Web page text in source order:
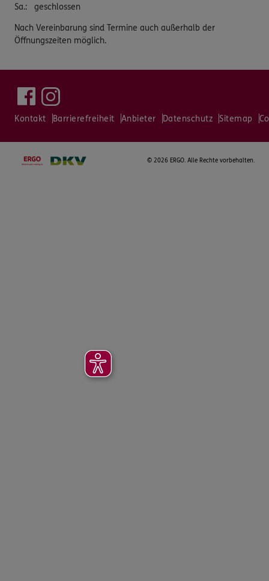
Sa.: geschlossen
Nach Vereinbarung sind Termine auch außerhalb der
Öffnungszeiten möglich.
Kontakt Barrierefreiheit Anbieter Datenschutz Sitemap
© 2026 ERGO. Alle Rechte vorbehalten.